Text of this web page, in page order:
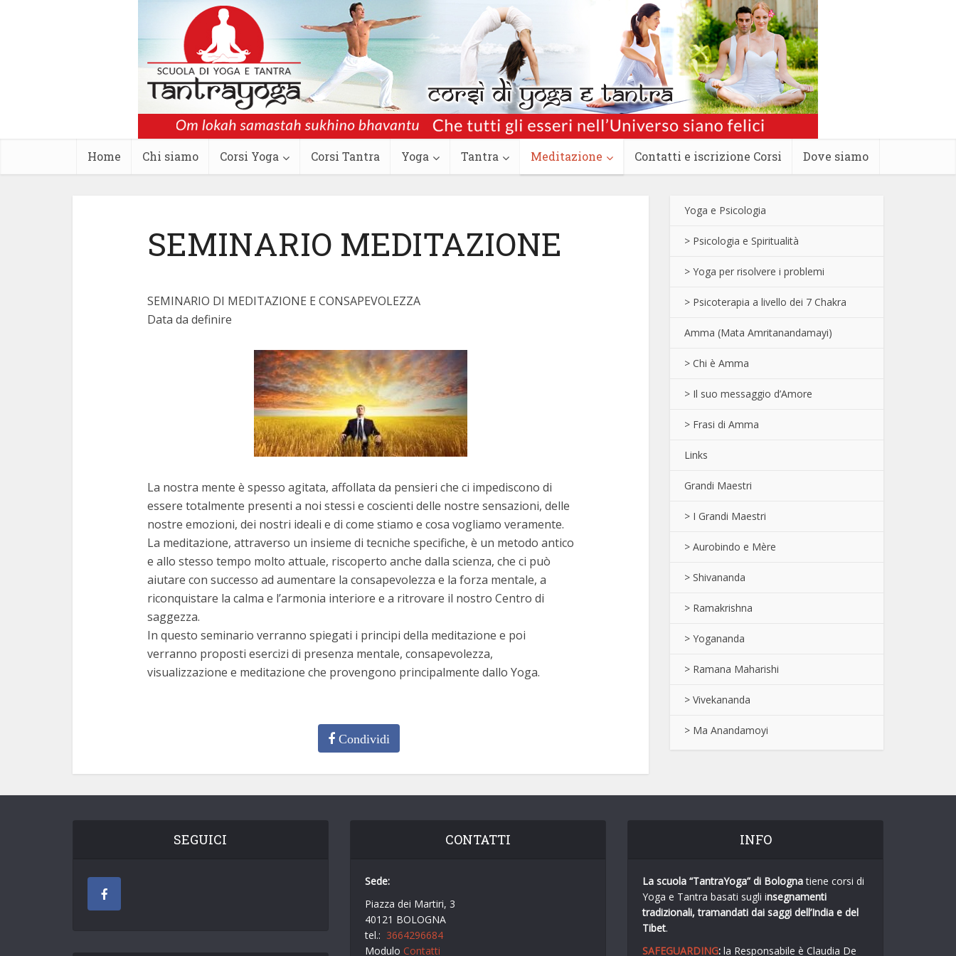
Home Chi siamo Corsi Yoga Corsi Tantra Yoga Tantra Meditazione Contatti e iscrizione Corsi Dove siamo
SEMINARIO MEDITAZIONE
SEMINARIO DI MEDITAZIONE E CONSAPEVOLEZZA
Data da definire
La nostra mente è spesso agitata, affollata da pensieri che ci impediscono di
essere totalmente presenti a noi stessi e coscienti delle nostre sensazioni, delle
nostre emozioni, dei nostri ideali e di come stiamo e cosa vogliamo veramente.
La meditazione, attraverso un insieme di tecniche specifiche, è un metodo antico
e allo stesso tempo molto attuale, riscoperto anche dalla scienza, che ci può
aiutare con successo ad aumentare la consapevolezza e la forza mentale, a
riconquistare la calma e l’armonia interiore e a ritrovare il nostro Centro di
saggezza.
In questo seminario verranno spiegati i principi della meditazione e poi
verranno proposti esercizi di presenza mentale, consapevolezza,
visualizzazione e meditazione che provengono principalmente dallo Yoga.
Condividi
Yoga e Psicologia
> Psicologia e Spiritualità
> Yoga per risolvere i problemi
> Psicoterapia a livello dei 7 Chakra
Amma (Mata Amritanandamayi)
> Chi è Amma
> Il suo messaggio d’Amore
> Frasi di Amma
Links
Grandi Maestri
> I Grandi Maestri
> Aurobindo e Mère
> Shivananda
> Ramakrishna
> Yogananda
> Ramana Maharishi
> Vivekananda
> Ma Anandamoyi
SEGUICI CONTATTI
Sede:
Piazza dei Martiri, 3
40121 BOLOGNA
tel.: 3664296684
Modulo Contatti
INFO
La scuola “TantraYoga” di Bolognatiene corsi di
Yoga e Tantra basati sugli insegnamenti
tradizionali, tramandati dai saggi dell’India e del
Tibet.
SAFEGUARDING:la Responsabile è Claudia De